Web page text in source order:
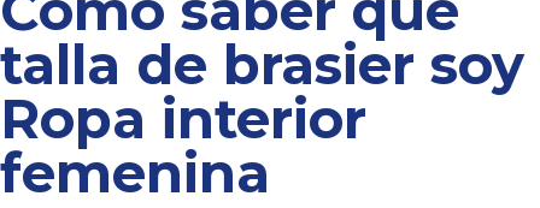
talla de brasier soy
Ropa interior
femenina